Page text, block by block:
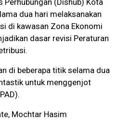
Perhubungan (Dishub) Kota
dua hari melaksanakan
di kawasan Zona Ekonomi
dasar revisi Peraturan
di beberapa titik selama dua
untuk menggenjot
Mochtar Hasim